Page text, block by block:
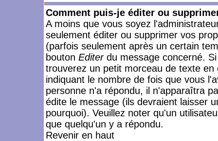
Comment puis-je éditer ou
A moins que vous soyez
seulement éditer ou supprimer vos
(parfois seulement après un certain
bouton Editerdu message concerné.
trouverez un petit morceau de texte
indiquant le nombre de fois que vous
personne n'a répondu, il n'apparaîtra
édite le message (ils devraient laisser
pourquoi). Veuillez noter qu'un
que quelqu'un y a répondu.
Revenir en haut